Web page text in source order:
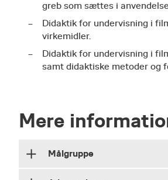
greb som sættes i
Didaktik for undervisning i
virkemidler.
Didaktik for undervisning i
samt didaktiske metoder og
Mere
Målgruppe